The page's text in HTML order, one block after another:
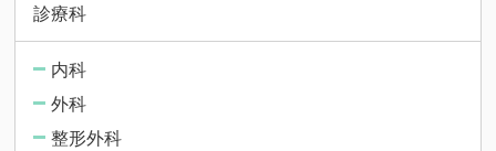
診療科
内科
外科
整形外科